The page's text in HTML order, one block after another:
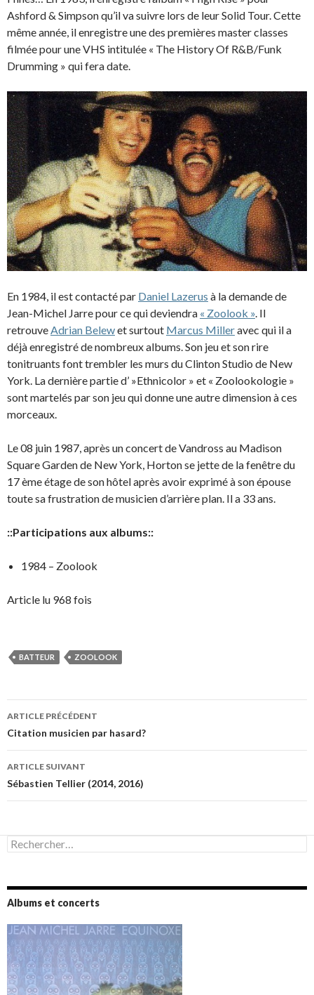
Ashford & Simpson qu’il va suivre lors de leur Solid Tour. Cette
même année, il enregistre une des premières master classes
filmée pour une VHS intitulée « The History Of R&B/Funk
Drumming » qui fera date.
En 1984, il est contacté par Daniel Lazerus à la demande de
Jean-Michel Jarre pour ce qui deviendra « Zoolook ». Il
retrouveAdrian Belewet surtout Marcus Milleravec qui il a
déjà enregistré de nombreux albums. Son jeu et son rire
tonitruants font trembler les murs du Clinton Studio de New
York. La dernière partie d’ »Ethnicolor » et « Zoolookologie »
sont martelés par son jeu qui donne une autre dimension à ces
morceaux.
Le 08 juin 1987, après un concert de Vandross au Madison
Square Garden de New York, Horton se jette de la fenêtre du
17 ème étage de son hôtel après avoir exprimé à son épouse
toute sa frustration de musicien d’arrière plan. Il a 33 ans.
::Participations aux albums::
1984 – Zoolook
Article lu 968 fois
BATTEUR ZOOLOOK
Navigation
des
articles
ARTICLE PRÉCÉDENT
Citation musicien par hasard?
ARTICLE SUIVANT
Sébastien Tellier (2014, 2016)
Rechercher :
Albums et concerts